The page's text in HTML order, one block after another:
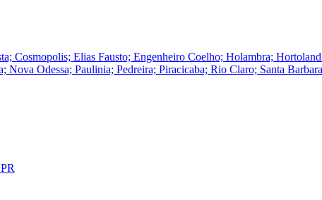
Cosmopolis; Elias Fausto; Engenheiro Coelho; Holambra;
Odessa; Paulinia; Pedreira; Piracicaba; Rio Claro; Santa